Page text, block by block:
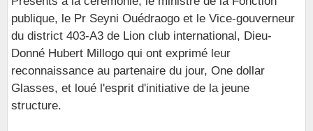
publique, le Pr Seyni Ouédraogo et le Vice-gouverneur
du district 403-A3 de Lion club international, Dieu-
Donné Hubert Millogo qui ont exprimé leur
reconnaissance au partenaire du jour, One dollar
Glasses, et loué l'esprit d'initiative de la jeune
structure.